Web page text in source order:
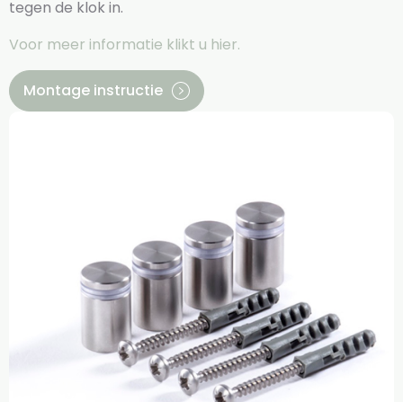
tegen de klok in.
Voor meer informatie klikt u hier.
Montage instructie